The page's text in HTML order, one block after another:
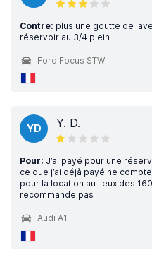
Contre: plus une goutte de
réservoir au 3/4 plein
Ford Focus STW
YD Y. D.
Pour: J’ai payé pour une
ce que j’ai déjà payé ne
pour la location au lieux des
recommande pas
Audi A1